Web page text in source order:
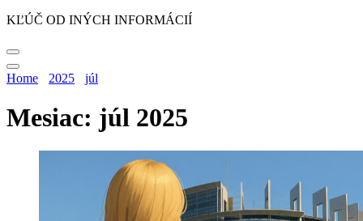
KĽÚČ OD INÝCH INFORMÁCIÍ
Home 2025 júl
Mesiac: júl 2025